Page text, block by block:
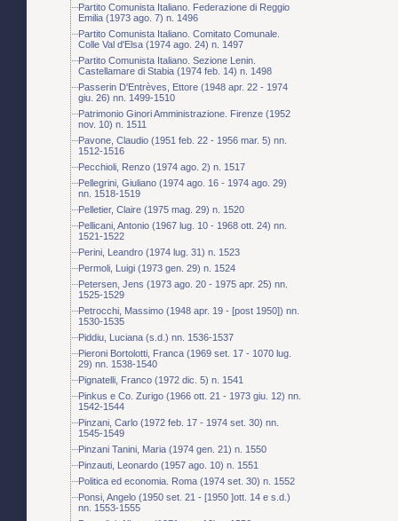
Partito Comunista Italiano. Federazione di Reggio
Emilia (1973 ago. 7) n. 1496
Partito Comunista Italiano. Comitato Comunale.
Colle Val d'Elsa (1974 ago. 24) n. 1497
Partito Comunista Italiano. Sezione Lenin.
Castellamare di Stabia (1974 feb. 14) n. 1498
Passerin D'Entrèves, Ettore (1948 apr. 22 - 1974
giu. 26) nn. 1499-1510
Patrimonio Ginori Amministrazione. Firenze (1952
nov. 10) n. 1511
Pavone, Claudio (1951 feb. 22 - 1956 mar. 5) nn.
1512-1516
Pecchioli, Renzo (1974 ago. 2) n. 1517
Pellegrini, Giuliano (1974 ago. 16 - 1974 ago. 29)
nn. 1518-1519
Pelletier, Claire (1975 mag. 29) n. 1520
Pellicani, Antonio (1967 lug. 10 - 1968 ott. 24) nn.
1521-1522
Perini, Leandro (1974 lug. 31) n. 1523
Permoli, Luigi (1973 gen. 29) n. 1524
Petersen, Jens (1973 ago. 20 - 1975 apr. 25) nn.
1525-1529
Petrocchi, Massimo (1948 apr. 19 - [post 1950]) nn.
1530-1535
Piddiu, Luciana (s.d.) nn. 1536-1537
Pieroni Bortolotti, Franca (1969 set. 17 - 1070 lug.
29) nn. 1538-1540
Pignatelli, Franco (1972 dic. 5) n. 1541
Pinkus e Co. Zurigo (1966 ott. 21 - 1973 giu. 12) nn.
1542-1544
Pinzani, Carlo (1972 feb. 17 - 1974 set. 30) nn.
1545-1549
Pinzani Tanini, Maria (1974 gen. 21) n. 1550
Pinzauti, Leonardo (1957 ago. 10) n. 1551
Politica ed economia. Roma (1974 set. 30) n. 1552
Ponsi, Angelo (1950 set. 21 - [1950 ]ott. 14 e s.d.)
nn. 1553-1555